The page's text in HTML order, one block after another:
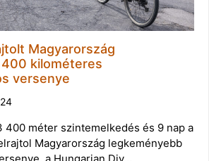
Magyarország
kilométeres
versenye
400 méter szintemelkedés és 9 nap a
Magyarország legkeményebb